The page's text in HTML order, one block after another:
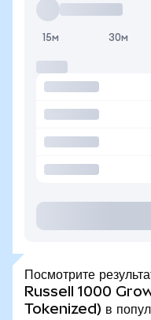
15м 30м
Посмотрите
Russell 1000
Tokenized) в